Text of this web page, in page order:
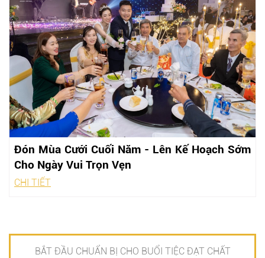
Đón Mùa Cưới Cuối Năm - Lên Kế Hoạch Sớm
Cho Ngày Vui Trọn Vẹn
CHI TIẾT
BẮT ĐẦU CHUẨN BỊ CHO BUỔI TIỆC ĐẠT CHẤT